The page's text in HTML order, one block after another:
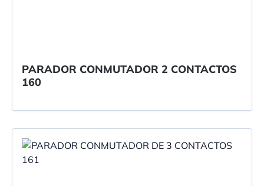
PARADOR CONMUTADOR 2 CONTACTOS
160